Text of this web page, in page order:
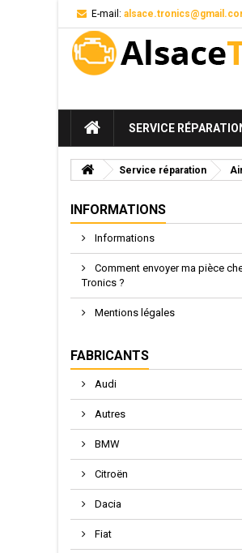
E-mail:
SERVICE
Service réparation
INFORMATIONS
Informations
Comment envoyer ma pièce
Tronics ?
Mentions légales
FABRICANTS
Audi
Autres
BMW
Citroën
Dacia
Fiat